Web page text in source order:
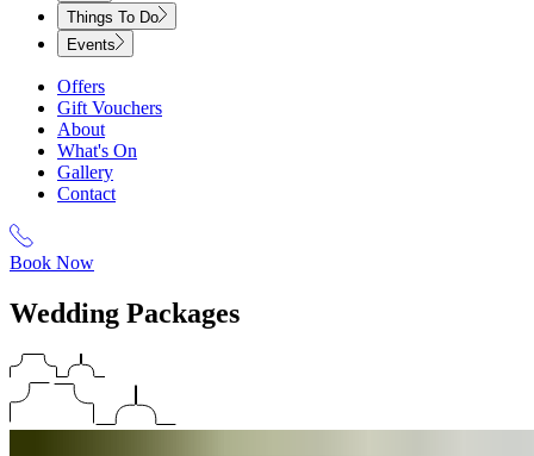
Things To Do
Events
Offers
Gift Vouchers
About
What's On
Gallery
Contact
Book Now
Wedding Packages​​​​‌ ‍ ​‍​‍‌‍ ‌ ​‍‌‍‍‌‌‍‌ ‌‍‍‌‌‍ ‍​‍​‍​ ‍‍​‍​‍‌ ​ ‌‍​‌‌‍ ‍‌‍‍‌‌ ‌​‌ ‍‌​‍ ‍‌‍‍‌‌‍ ​‍​‍​‍ ​​‍​‍‌‍‍​‌ ​‍‌‍‌‌‌‍‌‍​‍​‍​ ‍‍​‍​‍‌‍‍​‌ ‌​‌ ‌​‌ ​​‌ ​ ​ ‍‍​‍ ​‍ ‌‍ ​​‍ ‌‌‍​‌‌‍ ‍‌‍‌​​‍ ‌‌ ​‍​‍ ‌‌‍‍​‌‍ ‌ ‌​‌‍‌‌‌‍ ​‌ ​ ​‍ ‌‌ ​ ‌ ‌​‌ ‌‌‌‍‌​‌‍‍‌‌‍ ​‍ ‍‌ ‌‍‌‍‌‌‌ ​‍‌‍​ ‌‍‌‌‌‍ ​​‍ ‍‌‍​‌‌ ​​‌ ​​​‍ ‌‍‍‌‌‍ ‍‌ ‌​‌‍‌‌‌‍ ‍‌ ‌​​‍ ‌‍‌‌‌‍‌​‌‍‍‌‌ ‌​​‍ ‌‍ ‌‌‍ ‌‍‌​‌‍‌‌​ ‌‌ ​​‌ ​‍‌‍‌‌‌ ​ ‌‍‌‌‌‍ ‍‌ ‌​‌‍​‌‌ ‌​‌‍‍‌‌‍ ‌‍ ‍​ ‍ ‌‍‍‌‌‍‌​​ ‌​ ​‍​ ‍‌​ ‌​‌‍‌​​ ‌‌​ ‌‌‌‍‌‍​ ‌​​‍ ‌‌‍​‍‌‍‌‌​ ‌‌‌‍‌‌​‍ ‌​ ‌​​ ​​‌‍​‌​ ​‌​‍ ‌‌‍​‌​ ‌ ​ ‍‌​ ‌ ​‍ ‌‌‍‌‍​ ‌ ​ ​ ‌‍​‍‌‍‌‍‌‍‌​‌‍​ ‌‍‌‌​ ‌ ‌‍​‍‌‍‌‌​ ​​​ ‍ ‌ ‌​‌ ‍‌‌ ​​‌‍‌‌​ ‌‌‍‍​‌‍ ‌ ‌​‌‍‌‌‌‍ ​‌‌​ ‌‍‍‌‌ ‌​‌‍‌‌‌‌​​‌‍​‌‌‍‌ ‌‍‌‌​ ‍ ‌ ​​‌‍​‌‌ ‌​‌‍‍​​ ‌‌ ​​‌‍​‌‌‍‌ ‌‍‌‌‌​​‍‌ ‌‌‌‍‍‌‌‍ ​‌‍‌​‌‍‌‌‌ ​‍​‍‌‌​ ‌‌‌​​‍‌‌ ‌‍‍ ‌‍‌‌‌ ‍‌​‍‌‌​ ​ ‌​‌​​‍‌‌​ ​ ‌​‌​​‍‌‌​ ​‍​ ​‍‌‍‌‍​ ​‍​ ‌‌​ ‌​‌‍​‌​ ​​‌‍​‍‌‍​‍‌‍‌‍​ ​‍‌‍‌​‌‍‌‌​‍‌‌​ ​‍​ ​‍​‍‌‌​ ‌‌‌​‌​​‍ ‍‌‍‍​‌‍‌‌‌‍​‌‌‍‌​‌‍‍‌‌‍ ‍‌‍‌ ​ ‌‍​‍‌‍​‌‌ ​ ‌‍‌‌‌‌‌‌‌ ​‍‌‍ ​​ ‌‌‍‍​‌ ‌​‌ ‌​‌ ​​‌ ​ ​‍‌‌​ ​ ‌​​‌​‍‌‌​ ​‍‌​‌‍​‍‌‌​ ​‍‌​‌‍‌‍ ​​‍ ‌‌‍​‌‌‍ ‍‌‍‌​​‍ ‌‌ ​‍​‍ ‌‌‍‍​‌‍ ‌ ‌​‌‍‌‌‌‍ ​‌ ​ ​‍ ‌‌ ​ ‌ ‌​‌ ‌‌‌‍‌​‌‍‍‌‌‍ ​‍ ‍‌ ‌‍‌‍‌‌‌ ​‍‌‍​ ‌‍‌‌‌‍ ​​‍ ‍‌‍​‌‌ ​​‌ ​​​‍‌‍‌‍‍‌‌‍‌​​ ‌​ ​‍​ ‍‌​ ‌​‌‍‌​​ ‌‌​ ‌‌‌‍‌‍​ ‌​​‍ ‌‌‍​‍‌‍‌‌​ ‌‌‌‍‌‌​‍ ‌​ ‌​​ ​​‌‍​‌​ ​‌​‍ ‌‌‍​‌​ ‌ ​ ‍‌​ ‌ ​‍ ‌‌‍‌‍​ ‌ ​ ​ ‌‍​‍‌‍‌‍‌‍‌​‌‍​ ‌‍‌‌​ ‌ ‌‍​‍‌‍‌‌​ ​​​‍‌‍‌ ‌​‌ ‍‌‌ ​​‌‍‌‌​ ‌‌‍‍​‌‍ ‌ ‌​‌‍‌‌‌‍ ​‌‌​ ‌‍‍‌‌ ‌​‌‍‌‌‌‌​​‌‍​‌‌‍‌ ‌‍‌‌​‍‌‍‌ ​​‌‍​‌‌ ‌​‌‍‍​​ ‌‌ ​​‌‍​‌‌‍‌ ‌‍‌‌‌​​‍‌ ‌‌‌‍‍‌‌‍ ​‌‍‌​‌‍‌‌‌ ​‍​‍‌‌​ ‌‌‌​​‍‌‌ ‌‍‍ ‌‍‌‌‌ ‍‌​‍‌‌​ ​ ‌​‌​​‍‌‌​ ​ ‌​‌​​‍‌‌​ ​‍​ ​‍‌‍‌‍​ ​‍​ ‌‌​ ‌​‌‍​‌​ ​​‌‍​‍‌‍​‍‌‍‌‍​ ​‍‌‍‌​‌‍‌‌​‍‌‌​ ​‍​ ​‍​‍‌‌​ ‌‌‌​‌​​‍ ‍‌‍‍​‌‍‌‌‌‍​‌‌‍‌​‌‍‍‌‌‍ ‍‌‍‌ ​‍‌‍‌ ​​‌‍‌‌‌ ​‍‌ ​ ‌ ​​‌‍‌‌‌‍​ ‌ ‌​‌‍‍‌‌ ‌‍‌‍‌‌​ ‌‌ ​​‌ ‌‌‌‍​‍‌‍ ​‌‍‍‌‌ ​ ‌‍‍​‌‍‌‌‌‍‌​​‍​‍‌ ‌